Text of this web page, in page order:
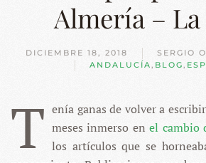
Almería –
DICIEMBRE 18, 2018
SERGIO
ANDALUCÍA, BLOG,
T enía ganas de volver a
meses inmerso enel cambio
los artículos que se